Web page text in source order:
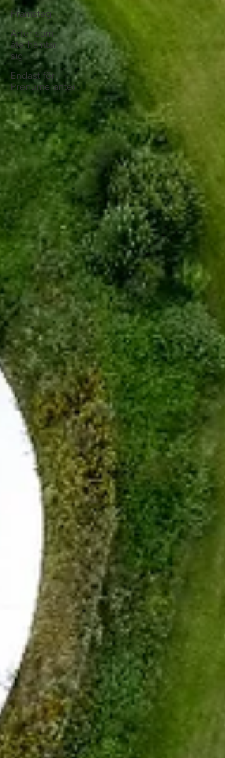
Framsteg
Arter som
återhämtar
sig
Endast för
Prenumeranter